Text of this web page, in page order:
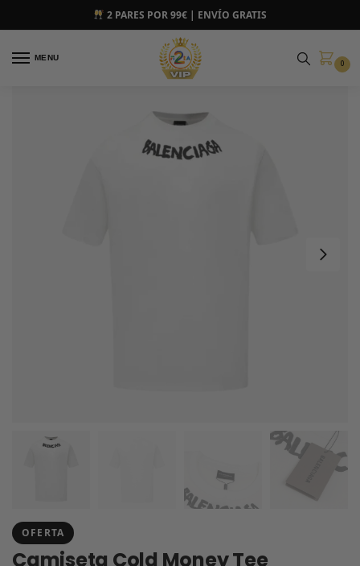
2 PARES POR 99€ | ENVÍO GRATIS
MENU
0
OFERTA
Camiseta Cold Money Tee